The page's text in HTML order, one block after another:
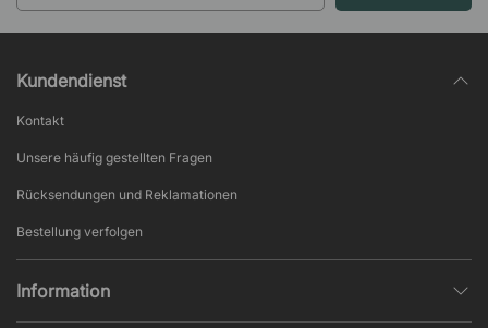
Kundendienst
Kontakt
Unsere häufig gestellten Fragen
Rücksendungen und Reklamationen
Bestellung verfolgen
Information